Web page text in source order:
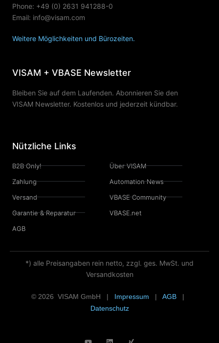
Phone: +49 (0) 2631 941288-0
Email: info@visam.com
Weitere Möglichkeiten und Bürozeiten.
VISAM + VBASE Newsletter
Bleiben Sie auf dem Laufenden. Abonnieren Sie den
VISAM Newsletter. Kostenlos und jederzeit kündbar.
Nützliche Links
B2B Only!
Zahlung
Versand
Garantie & Reparatur
AGB
Über VISAM
Automation News
VBASE Community
VBASE.net
*) alle Preisangaben rein netto, zzgl. ges. MwSt. und
Versandkosten
© 2026 VISAM GmbH | Impressum | AGB|
Datenschutz